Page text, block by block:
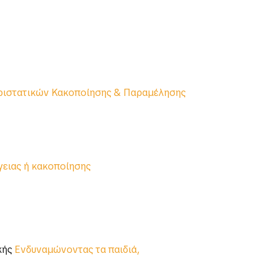
Κακοποίησης & Παραμέλησης
ή κακοποίησης
Ενδυναμώνοντας τα παιδιά,